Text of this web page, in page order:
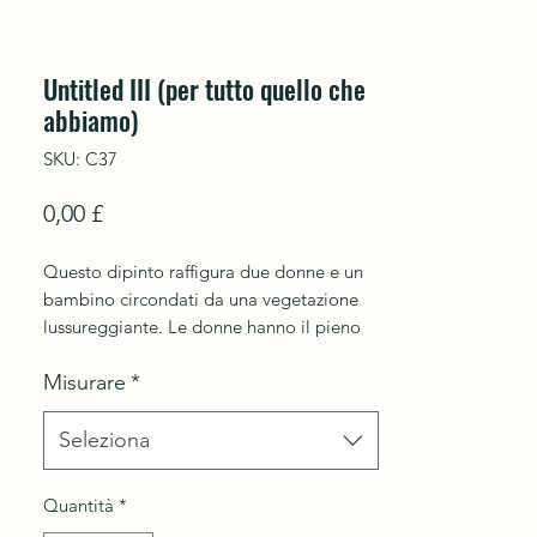
Untitled III (per tutto quello che
abbiamo)
SKU: C37
0,00 £Prezzo
Questo dipinto raffigura due donne e un
bambino circondati da una vegetazione
lussureggiante. Le donne hanno il pieno
strati traboccanti di fiori/piante di varie
forme, dove la mescolanza di colori e
forme sembra muoversi.
Misurare *
Seleziona
Quantità *